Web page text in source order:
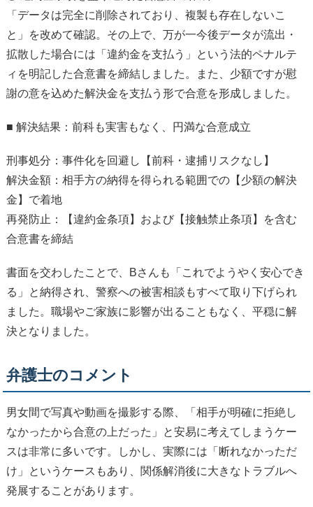
「データは完全に削除されており、複製も存在しないこ
と」を改めて確認。その上で、万が一今後データが流出・
拡散した場合には「違約金を支払う」という法的ペナルテ
ィを明記した合意書を締結しました。また、少額ですが慰
謝の意を込めた解決金を支払う形で合意を形成しました。
■ 解決結果：前科も実害もなく、円満な合意成立
刑事処分：事件化を回避し【前科・逮捕リスクなし】
解決金額：相手方の納得を得られる範囲での【少額の解決
金】で着地
再発防止：【違約金条項】および【接触禁止条項】を含む
合意書を締結
書面を交わしたことで、Bさんも「これでようやく安心でき
る」と納得され、警察への被害相談もすべて取り下げられ
ました。職場やご家族に影響が出ることもなく、平穏に解
決となりました。
弁護士のコメント
男女間で写真や動画を撮影する際、「相手が明確に拒絶し
なかったから合意の上だった」と安易に考えてしまうケー
スは非常に多いです。しかし、実際には「断れなかっただ
け」というケースもあり、関係解消後に大きなトラブルへ
発展することがあります。